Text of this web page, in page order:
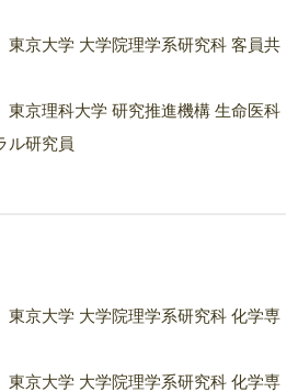
京大学 大学院理学系研究科 客員共
京理科大学 研究推進機構 生命医科
ル研究員
京大学 大学院理学系研究科 化学専
京大学 大学院理学系研究科 化学専